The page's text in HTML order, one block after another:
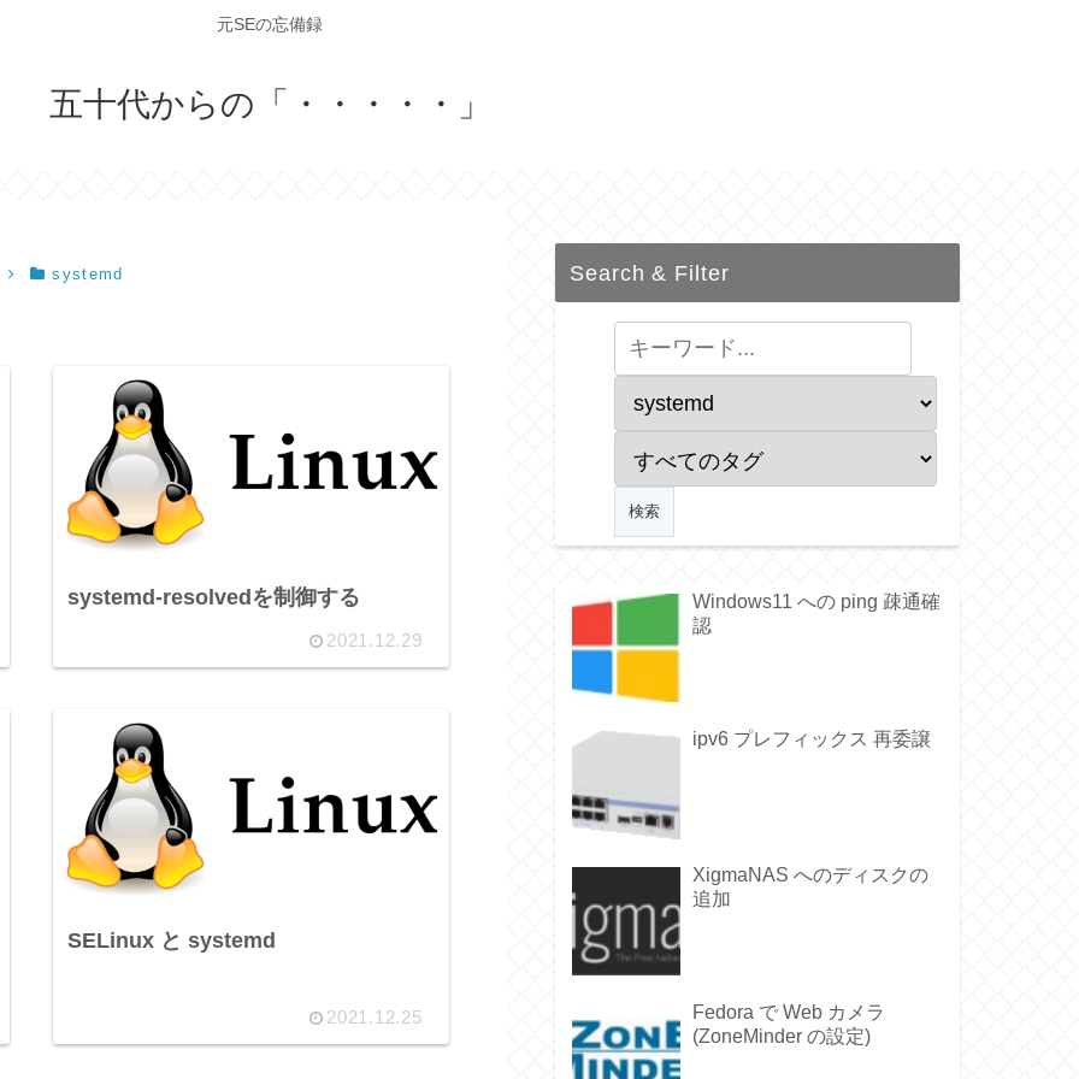
元SEの忘備録
五十代からの「・・・・・」
systemd
systemd-resolvedを制御する
2021.12.29
SELinux と systemd
2021.12.25
Search & Filter
Windows11 への ping 疎通確
認
ipv6 プレフィックス 再委譲
XigmaNAS へのディスクの
追加
Fedora で Web カメラ
(ZoneMinder の設定)